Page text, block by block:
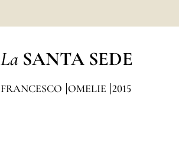
La SANTA SEDE
FRANCESCO OMELIE 2015